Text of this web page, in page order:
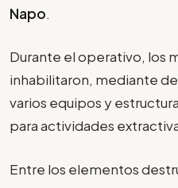
Napo.
Durante el operativo, los
inhabilitaron, mediante
varios equipos y
para actividades
Entre los elementos